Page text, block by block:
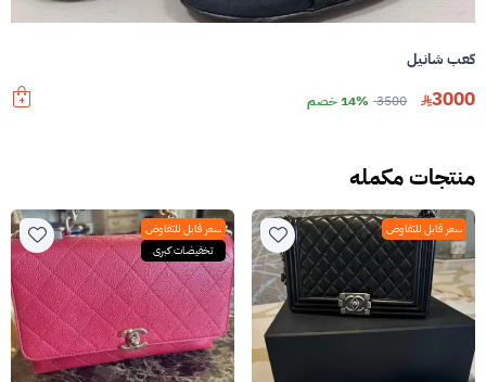
كعب شانيل
3000
3500 14% خصم
منتجات مكمله
سعر قابل للتفاوض
سعر قابل للتفاوض
تخفيضات كبرى